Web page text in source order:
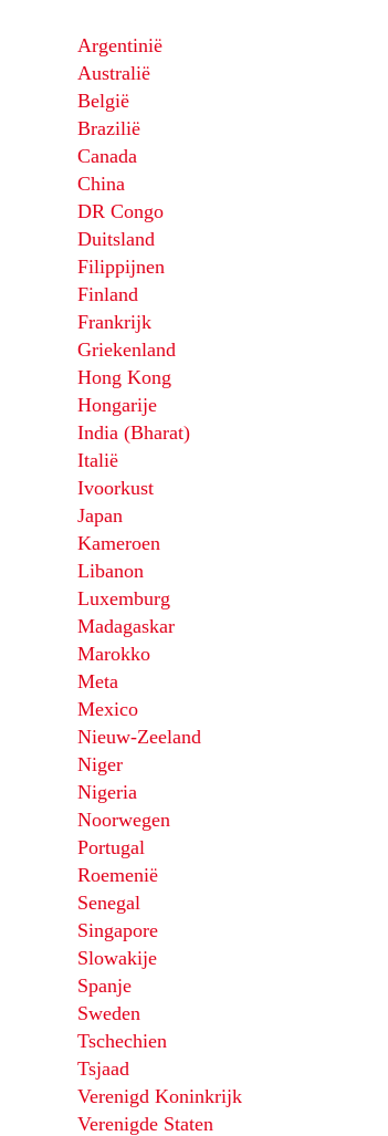
Argentinië
Australië
België
Brazilië
Canada
China
DR Congo
Duitsland
Filippijnen
Finland
Frankrijk
Griekenland
Hong Kong
Hongarije
India (Bharat)
Italië
Ivoorkust
Japan
Kameroen
Libanon
Luxemburg
Madagaskar
Marokko
Meta
Mexico
Nieuw-Zeeland
Niger
Nigeria
Noorwegen
Portugal
Roemenië
Senegal
Singapore
Slowakije
Spanje
Sweden
Tschechien
Tsjaad
Verenigd Koninkrijk
Verenigde Staten